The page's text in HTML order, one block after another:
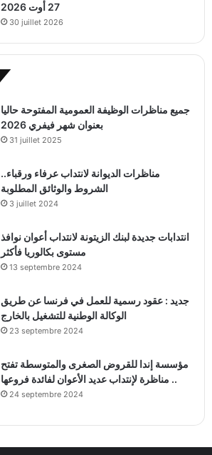
27 أوت 2026
30 juillet 2026
جميع مناظرات الوظيفة العمومية المفتوحة حاليا
بعنوان شهر فيفري 2026
31 juillet 2025
مناظرات الديوانة لانتداب عرفاء ورقباء..
الشروط والوثائق المطلوبة
3 juillet 2024
انتدابات جديدة لبنك الزيتونة لانتداب أعوان نوافذ
مستوى بكالوريا فأكثر
13 septembre 2024
جديد : عقود رسمية للعمل في فرنسا عن طريق
الوكالة الوطنية للتشغيل بالخارج
23 septembre 2024
مؤسسة إندا للقروض الصغرى والمتوسطة تفتح
مناظرة لإنتداب عديد الأعوان لفائدة فروعها ..
24 septembre 2024